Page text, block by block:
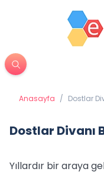
Anasayfa / Dostlar
Dostlar Divanı
Yıllardır bir araya